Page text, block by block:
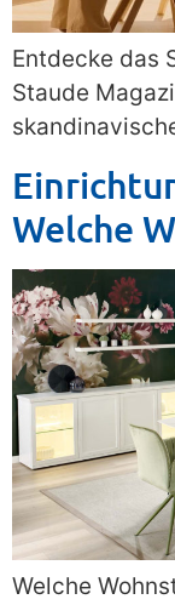
Entdecke das
Staude
Welche
Welche